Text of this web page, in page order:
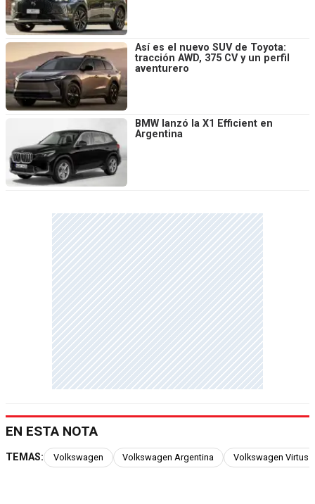
Así es el nuevo SUV de Toyota:
tracción AWD, 375 CV y un perfil
aventurero
BMW lanzó la X1 Efficient en
Argentina
EN ESTA NOTA
TEMAS: Volkswagen Volkswagen Argentina Volkswagen Virtus